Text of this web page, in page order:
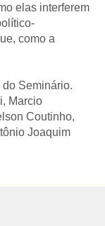
elas interferem
como a
Seminário.
Marcio
Coutinho,
Joaquim